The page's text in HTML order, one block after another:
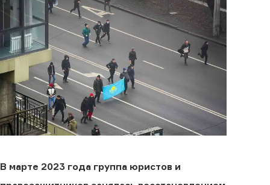
В марте 2023 года группа юристов и